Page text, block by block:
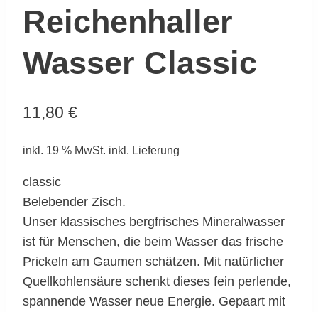
Reichenhaller
Wasser Classic
11,80 €
inkl. 19 % MwSt. inkl. Lieferung
classic
Belebender Zisch.
Unser klassisches bergfrisches Mineralwasser
ist für Menschen, die beim Wasser das frische
Prickeln am Gaumen schätzen. Mit natürlicher
Quellkohlensäure schenkt dieses fein perlende,
spannende Wasser neue Energie. Gepaart mit